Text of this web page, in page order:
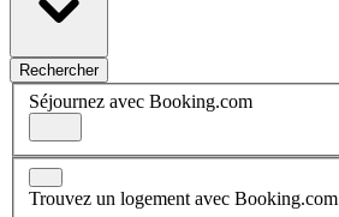
Rechercher
Séjournez avec Booking.com
Trouvez un logement avec Booking.com